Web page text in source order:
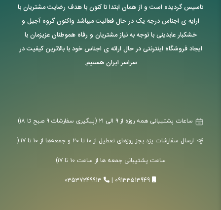
تاسیس گردیده است و از همان ابتدا تا کنون با هدف رضایت مشتریان با
ارایه ی اجناس درجه یک در حال فعالیت میباشد واکنون گروه آجیل و
خشکبار عابدینی با توجه به نیاز مشتریان و رفاه هموطنان عزیزمان با
ایجاد فروشگاه اینترنتی در حال ارائه ی اجناس خود با بالاترین کیفیت در
سراسر ایران هستیم.
ارسال سفارشات یزد بجز روزهای تعطیل از ۱۰ تا ۲۰ و جمعه‌ها از ۱۰ تا ۱۷ (
ساعت پشتیبانی جمعه ها از ساعت ۱۰ تا ۱۷)
09133513949
03537249913